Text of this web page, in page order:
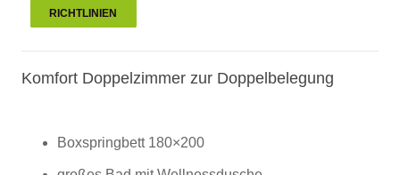
RICHTLINIEN
Komfort Doppelzimmer zur Doppelbelegung
Boxspringbett 180×200